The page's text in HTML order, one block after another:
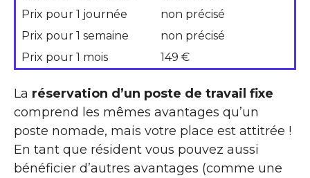
Prix pour 1 journée
non précisé
Prix pour 1 semaine
non précisé
Prix pour 1 mois
149 €
La réservation d’un poste de travail fixe
comprend les mêmes avantages qu’un
poste nomade, mais votre place est attitrée !
En tant que résident vous pouvez aussi
bénéficier d’autres avantages (comme une